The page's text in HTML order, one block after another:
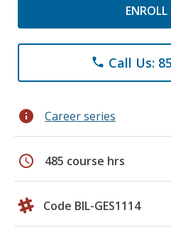
phone Call Us:
info Career series
schedule 485 course hrs
Code BIL-GES1114